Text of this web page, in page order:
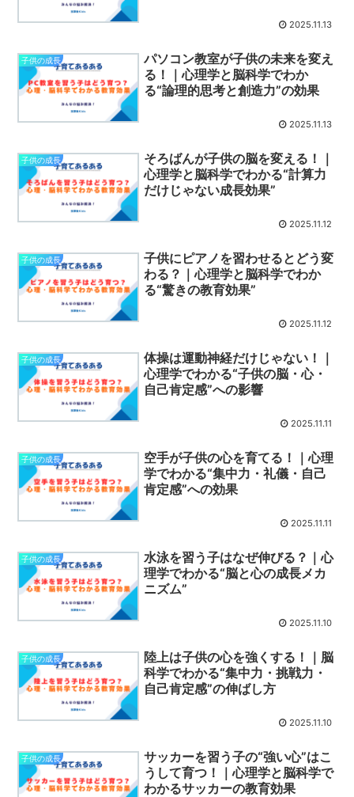
2025.11.13
子供の成長
パソコン教室が子供の未来を変え
る！｜心理学と脳科学でわか
る“論理的思考と創造力”の効果
2025.11.13
子供の成長
そろばんが子供の脳を変える！｜
心理学と脳科学でわかる“計算力
だけじゃない成長効果”
2025.11.12
子供の成長
子供にピアノを習わせるとどう変
わる？｜心理学と脳科学でわか
る“驚きの教育効果”
2025.11.12
子供の成長
体操は運動神経だけじゃない！｜
心理学でわかる“子供の脳・心・
自己肯定感”への影響
2025.11.11
子供の成長
空手が子供の心を育てる！｜心理
学でわかる“集中力・礼儀・自己
肯定感”への効果
2025.11.11
子供の成長
水泳を習う子はなぜ伸びる？｜心
理学でわかる“脳と心の成長メカ
ニズム”
2025.11.10
子供の成長
陸上は子供の心を強くする！｜脳
科学でわかる“集中力・挑戦力・
自己肯定感”の伸ばし方
2025.11.10
子供の成長
サッカーを習う子の“強い心”はこ
うして育つ！｜心理学と脳科学で
わかるサッカーの教育効果